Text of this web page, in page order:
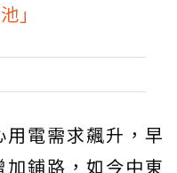
」
電需求飆升，早
鋪路，如今中東